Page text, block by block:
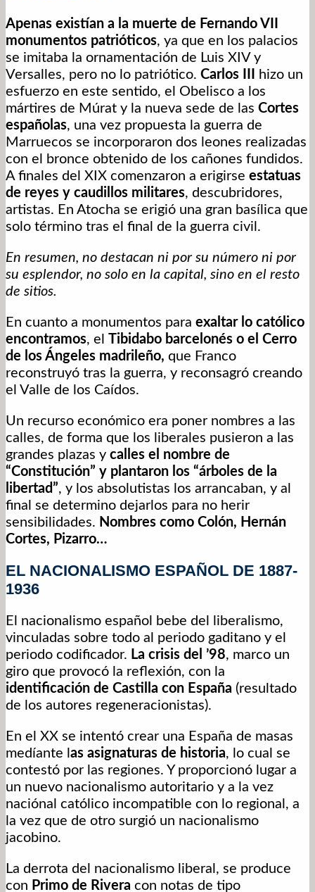
Apenas existían a la muerte de Fernando VII
monumentos patrióticos, ya que en los palacios
se imitaba la ornamentación de Luis XIV y
Versalles, pero no lo patriótico. Carlos III
hizo un
esfuerzo en este sentido, el Obelisco a los
mártires de Múrat y la nueva sede de las Cortes
españolas, una vez propuesta la guerra de
Marruecos se incorporaron dos leones realizadas
con el bronce obtenido de los cañones fundidos.
A finales del XIX comenzaron a erigirse estatuas
de reyes y caudillos militares, descubridores,
artistas. En Atocha se erigió una gran basílica que
solo término tras el final de la guerra civil.
En resumen, no destacan ni por su número ni por
su esplendor, no solo en la capital, sino en el resto
de sitios.
En cuanto a monumentos para exaltar lo católico
encontramos, el Tibidabo barcelonés o el Cerro
de los Ángeles madrileño, que Franco
reconstruyó tras la guerra, y reconsagró creando
el Valle de los Caídos.
Un recurso económico era poner nombres a las
calles, de forma que los liberales pusieron a las
grandes plazas y calles el nombre de
“Constitución” y plantaron los “árboles de la
libertad”, y los absolutistas los arrancaban, y al
final se determino dejarlos para no herir
sensibilidades. Nombres como Colón, Hernán
Cortes, Pizarro…
EL NACIONALISMO ESPAÑOL DE 1887-
1936
El nacionalismo español bebe del liberalismo,
vinculadas sobre todo al periodo gaditano y el
periodo codificador. La crisis del ’98, marco un
giro que provocó la reflexión, con la
identificación de Castilla con España (resultado
de los autores regeneracionistas).
En el XX se intentó crear una España de masas
medíante l as asignaturas de historia, lo cual se
contestó por las regiones. Y proporcionó lugar a
un nuevo nacionalismo autoritario y a la vez
naciónal católico incompatible con lo regional, a
la vez que de otro surgió un nacionalismo
jacobino.
La derrota del nacionalismo liberal, se produce
con Primo de Rivera con notas de tipo